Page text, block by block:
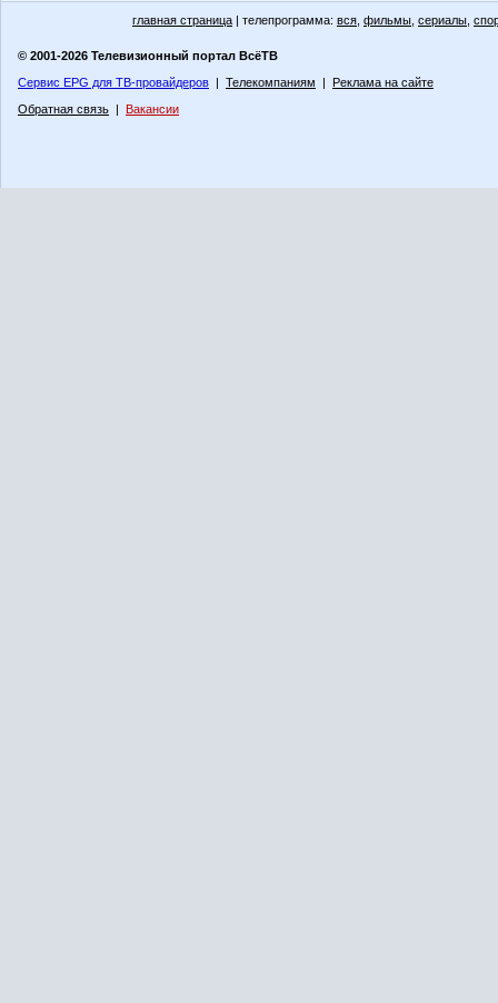
главная страница | телепрограмма: вся фильмы сериалы
© 2001-2026 Телевизионный портал ВсёТВ
Сервис EPG для ТВ-провайдеров | Телекомпаниям | Реклама на сайте
Обратная связь | Вакансии